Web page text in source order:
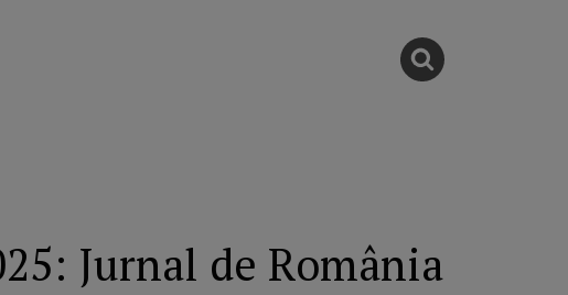
Jurnal de România